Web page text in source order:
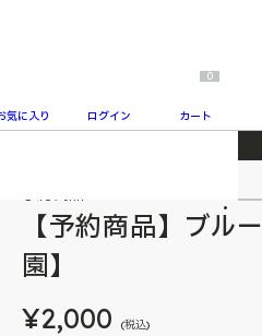
気に入り ログイン
0
カート
【予約商品】ブル
園】
¥2,000 (税込)